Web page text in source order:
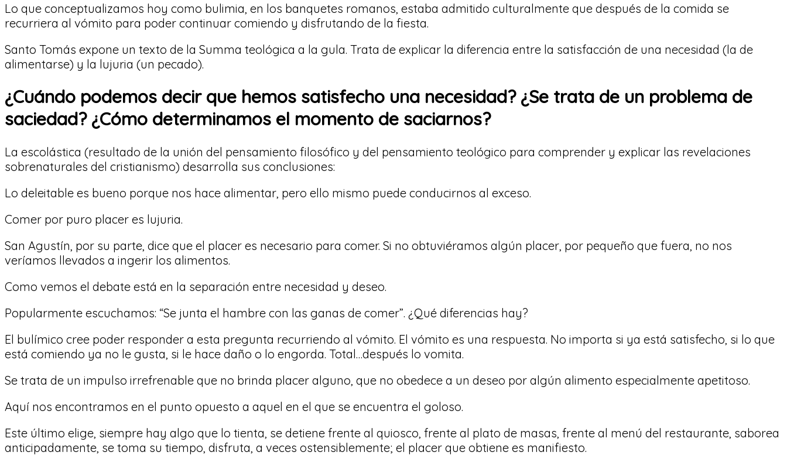
Lo que conceptualizamos hoy como bulimia, en los banquetes romanos, estaba admitido culturalmente que después de la comida se
recurriera al vómito para poder continuar comiendo y disfrutando de la fiesta.
Santo Tomás expone un texto de la Summa teológica a la gula. Trata de explicar la diferencia entre la satisfacción de una necesidad (la de
alimentarse) y la lujuria (un pecado).
¿Cuándo podemos decir que hemos satisfecho una necesidad? ¿Se trata de un problema de
saciedad? ¿Cómo determinamos el momento de saciarnos?
La escolástica (resultado de la unión del pensamiento filosófico y del pensamiento teológico para comprender y explicar las revelaciones
sobrenaturales del cristianismo) desarrolla sus conclusiones:
Lo deleitable es bueno porque nos hace alimentar, pero ello mismo puede conducirnos al exceso.
Comer por puro placer es lujuria.
San Agustín, por su parte, dice que el placer es necesario para comer. Si no obtuviéramos algún placer, por pequeño que fuera, no nos
veríamos llevados a ingerir los alimentos.
Como vemos el debate está en la separación entre necesidad y deseo.
Popularmente escuchamos: “Se junta el hambre con las ganas de comer”. ¿Qué diferencias hay?
El bulímico cree poder responder a esta pregunta recurriendo al vómito. El vómito es una respuesta. No importa si ya está satisfecho, si lo que
está comiendo ya no le gusta, si le hace daño o lo engorda. Total…después lo vomita.
Se trata de un impulso irrefrenable que no brinda placer alguno, que no obedece a un deseo por algún alimento especialmente apetitoso.
Aquí nos encontramos en el punto opuesto a aquel en el que se encuentra el goloso.
Este último elige, siempre hay algo que lo tienta, se detiene frente al quiosco, frente al plato de masas, frente al menú del restaurante, saborea
anticipadamente, se toma su tiempo, disfruta, a veces ostensiblemente; el placer que obtiene es manifiesto.